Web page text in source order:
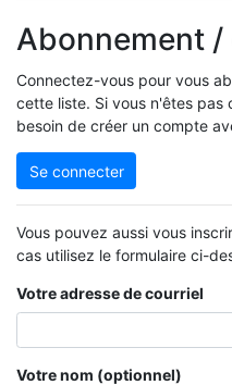
Abonnement
Connectez-vous pour vous
cette liste. Si vous n'êtes pas
besoin de créer un compte
Se connecter
Vous pouvez aussi vous
cas utilisez le formulaire ci-
Votre adresse de courriel
Votre nom (optionnel)